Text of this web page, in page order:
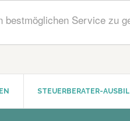
Service zu
STEUERBERATER-